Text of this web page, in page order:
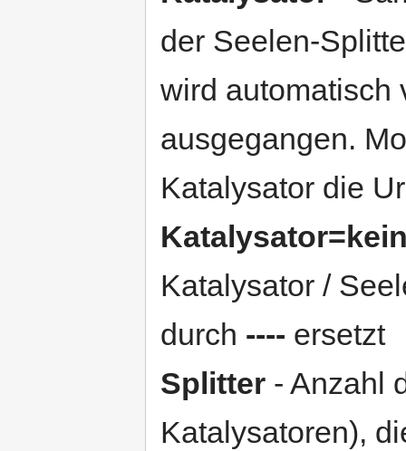
der Seelen-
wird automatisch
ausgegangen.
Katalysator die
Katalysator /
durch ---- ersetzt
Splitter - Anzahl
Katalysatoren),